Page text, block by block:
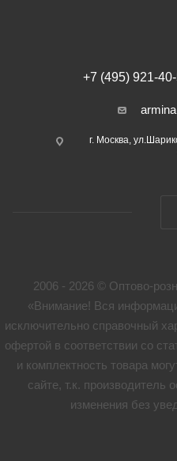
+7 (495) 921-
г. Москва,
2006 - 2026 © Оптово-
«Внимание! Вся
исключительно справочный
офертой в соответствии со
и комплектность товара
сайте, т.к. производитель
изменения без